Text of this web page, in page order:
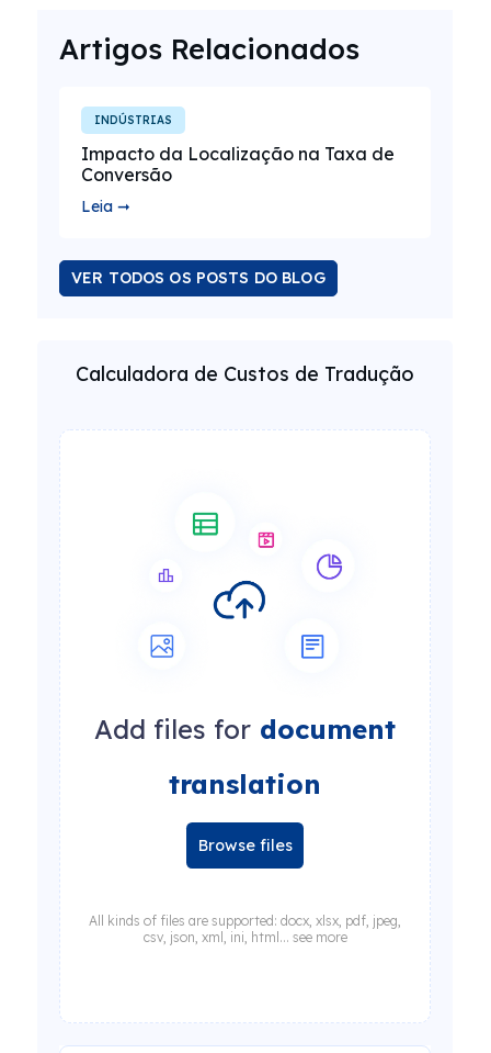
Artigos Relacionados
INDÚSTRIAS
Impacto da Localização na Taxa de
Conversão
Leia ➞
VER TODOS OS POSTS DO BLOG
Calculadora de Custos de Tradução
Add files for document
translation
Browse files
All kinds of files are supported: docx, xlsx, pdf, jpeg,
csv, json, xml, ini, html... see more